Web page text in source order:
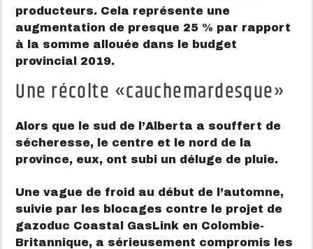
producteurs. Cela représente une
augmentation de presque 25 % par rapport
à la somme allouée dans le budget
provincial 2019.
Une récolte cauchemardesque
Alors que le sud de l’Alberta a souffert de
sécheresse, le centre et le nord de la
province, eux, ont subi un déluge de pluie.
Une vague de froid au début de l’automne,
suivie par les blocages contre le projet de
gazoduc Coastal GasLink en Colombie-
Britannique, a sérieusement compromis les